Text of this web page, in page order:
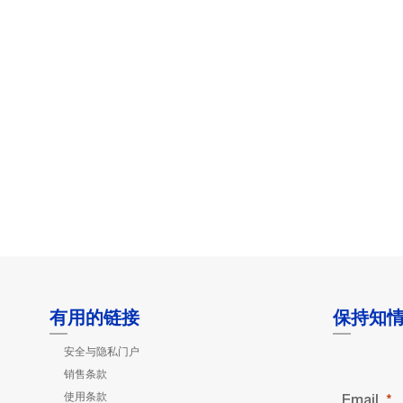
有用的链接
安全与隐私门户
销售条款
使用条款
保持知